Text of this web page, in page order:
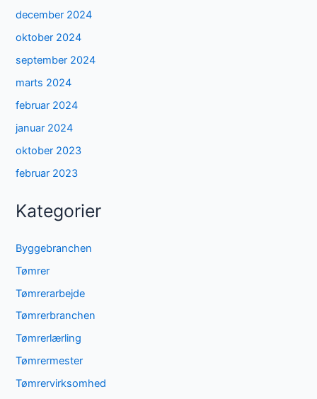
december 2024
oktober 2024
september 2024
marts 2024
februar 2024
januar 2024
oktober 2023
februar 2023
Kategorier
Byggebranchen
Tømrer
Tømrerarbejde
Tømrerbranchen
Tømrerlærling
Tømrermester
Tømrervirksomhed